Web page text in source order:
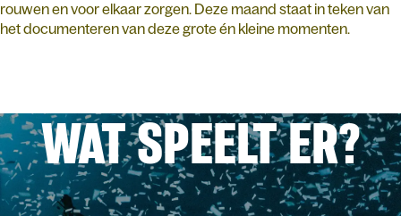
rouwen en voor elkaar zorgen. Deze maand staat in teken van
het documenteren van deze grote én kleine momenten.
WAT SPEELT ER?